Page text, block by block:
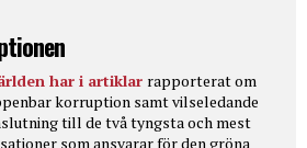
har i artiklar rapporterat om
korruption samt vilseledande
till de två tyngsta och mest
som ansvarar för den gröna